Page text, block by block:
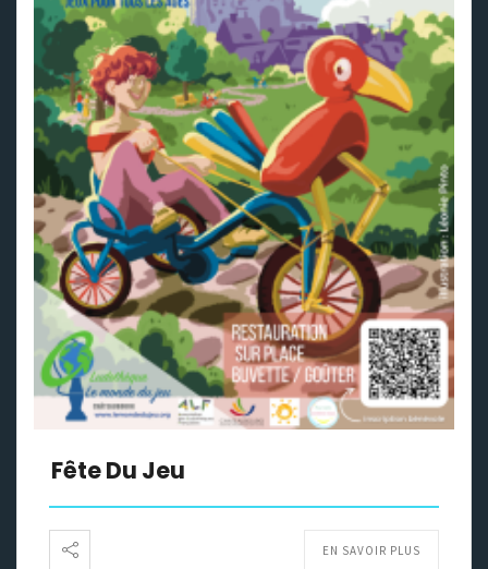
Fête Du Jeu
EN SAVOIR PLUS